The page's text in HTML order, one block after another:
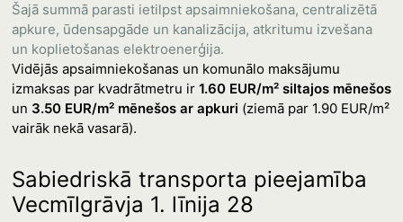
Šajā summā parasti ietilpst apsaimniekošana, centralizētā
apkure, ūdensapgāde un kanalizācija, atkritumu izvešana
un koplietošanas elektroenerģija.
Vidējās apsaimniekošanas un komunālo maksājumu
izmaksas par kvadrātmetru ir 1.60 EUR/m² siltajos mēnešos
un 3.50 EUR/m² mēnešos ar apkuri (ziemā par 1.90 EUR/m²
vairāk nekā vasarā).
Sabiedriskā transporta pieejamība
Vecmīlgrāvja 1. līnija 28